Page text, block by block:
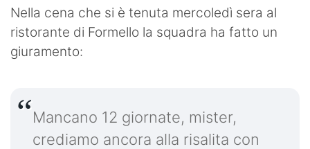
Nella cena che si è tenuta mercoledì sera al
ristorante di Formello la squadra ha fatto un
giuramento:
Mancano 12 giornate, mister,
crediamo ancora alla risalita con